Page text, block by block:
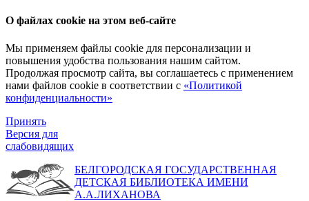
О файлах cookie на этом веб-сайте
Мы применяем файлы cookie для персонализации и
повышения удобства пользования нашим сайтом.
Продолжая просмотр сайта, вы соглашаетесь с применением
нами файлов cookie в соответствии с «Политикой
конфиденциальности»
Принять
Версия для
слабовидящих
БЕЛГОРОДСКАЯ ГОСУДАРСТВЕННАЯ
ДЕТСКАЯ БИБЛИОТЕКА ИМЕНИ
А.А.ЛИХАНОВА